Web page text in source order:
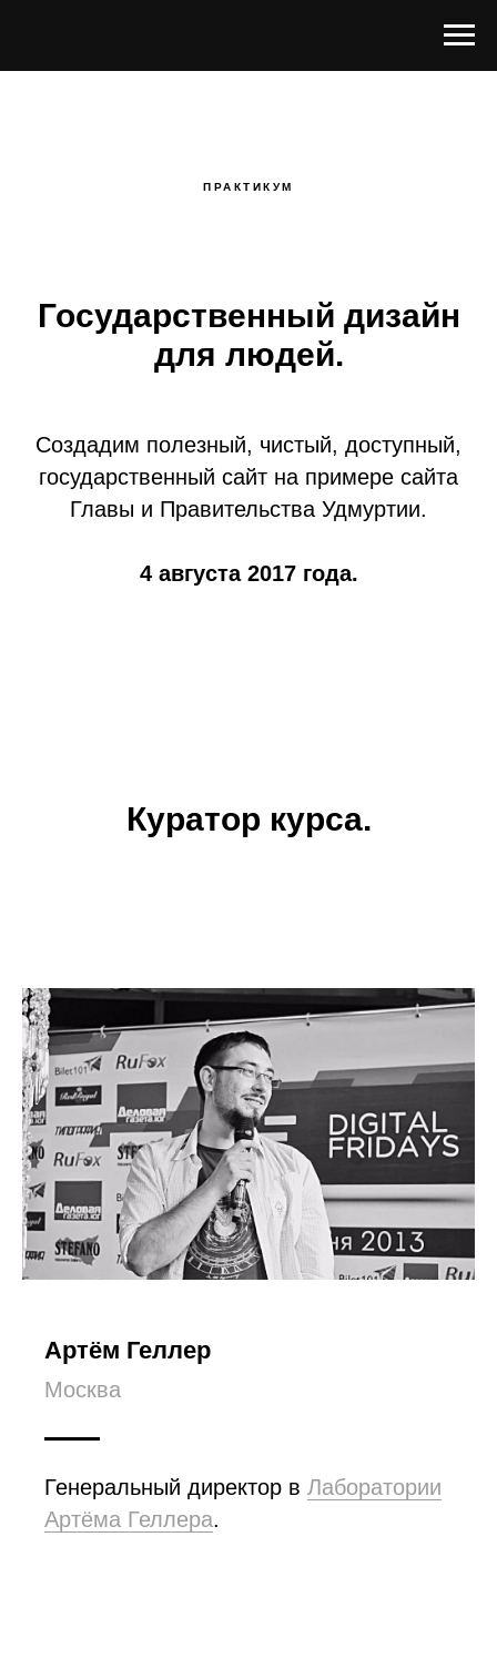
ПРАКТИКУМ
Государственный дизайн
для людей.
Создадим полезный, чистый, доступный,
государственный сайт на примере сайта
Главы и Правительства Удмуртии.
4 августа 2017 года.
Куратор курса.
Артём Геллер
Москва
Генеральный директор в Лаборатории
Артёма Геллера.